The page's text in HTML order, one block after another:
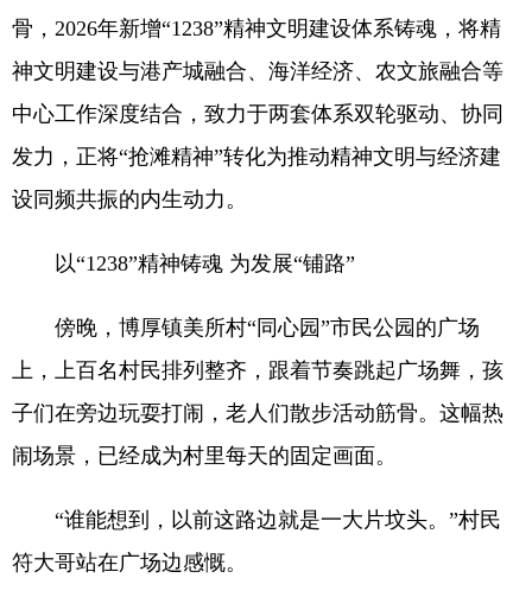
骨，2026年新增“1238”精神文明建设体系铸魂，将精
神文明建设与港产城融合、海洋经济、农文旅融合等
中心工作深度结合，致力于两套体系双轮驱动、协同
发力，正将“抢滩精神”转化为推动精神文明与经济建
设同频共振的内生动力。
以“1238”精神铸魂 为发展“铺路”
傍晚，博厚镇美所村“同心园”市民公园的广场
上，上百名村民排列整齐，跟着节奏跳起广场舞，孩
子们在旁边玩耍打闹，老人们散步活动筋骨。这幅热
闹场景，已经成为村里每天的固定画面。
“谁能想到，以前这路边就是一大片坟头。”村民
符大哥站在广场边感慨。